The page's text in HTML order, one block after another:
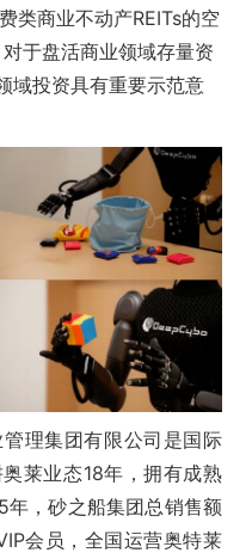
类商业不动产REITs的空
于盘活商业领域存量资
域投资具有重要示范意
理集团有限公司是国际
莱业态18年，拥有成熟
年，砂之船集团总销售额
会员，全国运营奥特莱